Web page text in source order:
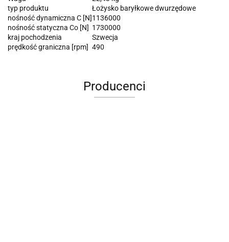
typ produktu
Łożysko baryłkowe dwurzędowe
nośność dynamiczna C [N]1136000
nośność statyczna Co [N] 1730000
kraj pochodzenia
Szwecja
prędkość graniczna [rpm] 490
Producenci